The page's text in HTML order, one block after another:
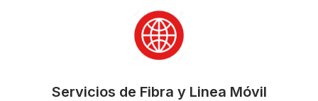
Servicios de Fibra y Linea Móvil